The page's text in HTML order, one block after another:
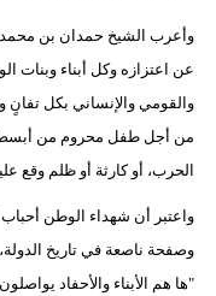
وأعرب الشيخ حمدان بن محمد
عن اعتزازه وكل أبناء وبنات
والقومي والإنساني بكل
من أجل طفل محروم من أبسط
الحرب، أو كارثة أو ظلم وقع
واعتبر أن شهداء الوطن أحباب
وصفحة ناصعة في تاريخ
"ها هم الأبناء والأحفاد